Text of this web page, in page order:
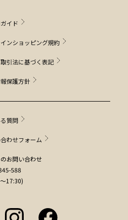
イド
ンショッピング規約
引法に基づく表記
保護方針
質問
わせフォーム
お問い合わせ
588
17:30)